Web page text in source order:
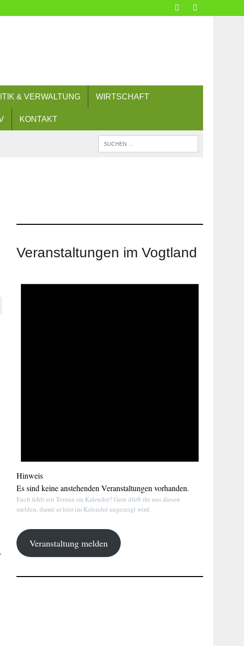
& VERWALTUNG WIRTSCHAFT
KONTAKT
Veranstaltungen im Vogtland
Hinweis
Es sind keine anstehenden Veranstaltungen vorhanden.
Euch fehlt ein Termin im Kalender? Gern dürft ihr uns diesen
melden, damit er hier im Kalender angezeigt wird.
Veranstaltung melden